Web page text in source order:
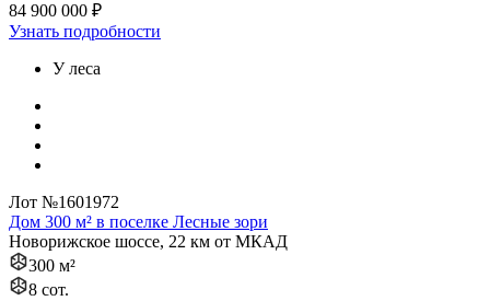
84 900 000 ₽
Узнать подробности
У леса
Лот №1601972
Дом 300 м² в поселке Лесные зори
Новорижское шоссе, 22 км от МКАД
300 м²
8 сот.